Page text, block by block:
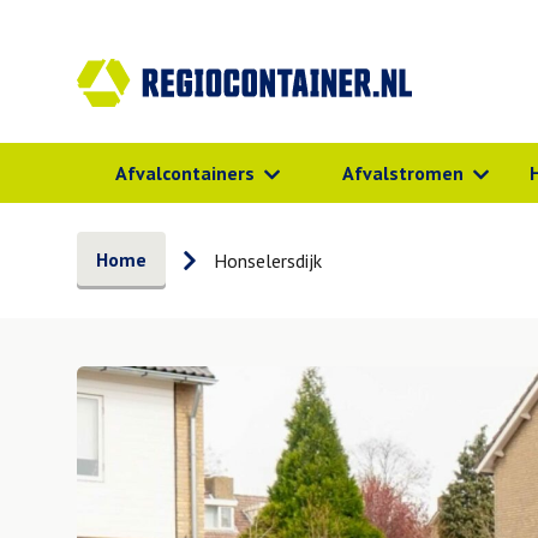
Afvalcontainers Afvalstromen
Home Honselersdijk